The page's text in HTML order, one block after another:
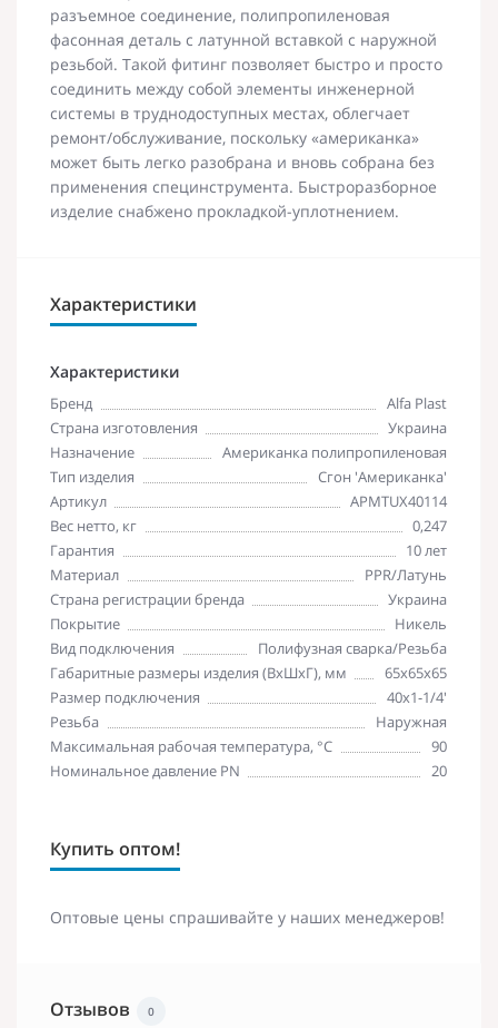
разъемное соединение, полипропиленовая
фасонная деталь с латунной вставкой с наружной
резьбой. Такой фитинг позволяет быстро и просто
соединить между собой элементы инженерной
системы в труднодоступных местах, облегчает
ремонт/обслуживание, поскольку «американка»
может быть легко разобрана и вновь собрана без
применения специнструмента. Быстроразборное
изделие снабжено прокладкой-уплотнением.
Характеристики
Характеристики
Бренд
Alfa Plast
Страна изготовления
Украина
Назначение
Американка полипропиленовая
Тип изделия
Сгон 'Американка'
Артикул
APMTUX40114
Вес нетто, кг
0,247
Гарантия
10 лет
Материал
PPR/Латунь
Страна регистрации бренда
Украина
Покрытие
Никель
Вид подключения
Полифузная сварка/Резьба
Габаритные размеры изделия (ВхШхГ), мм
65х65х65
Размер подключения
40х1-1/4'
Резьба
Наружная
Максимальная рабочая температура, °C
90
Номинальное давление PN
20
Купить оптом!
Оптовые цены спрашивайте у наших менеджеров!
Отзывов 0